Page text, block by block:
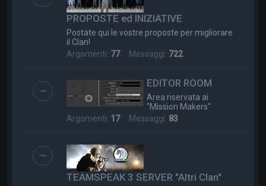
PROPOSTE ed INIZIATIVE
Postate qui le vostre proposte per migliorare
il Clan!
Argomenti: 77Messaggi: 722
EDITOR ROOM
Area riservata ai
"Mission Makers"
Argomenti: 17Messaggi: 83
TEAMSPEAK 3 SERVER "Altri Clan"